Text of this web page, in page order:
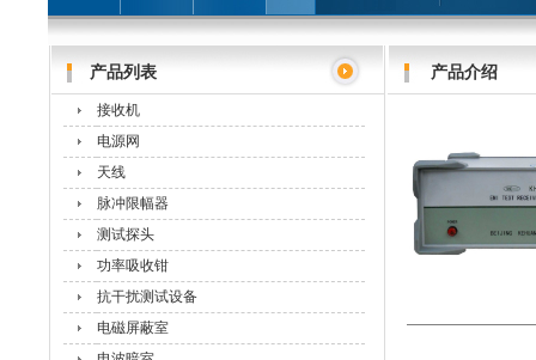
产品列表
接收机
电源网
天线
脉冲限幅器
测试探头
功率吸收钳
抗干扰测试设备
电磁屏蔽室
产品介绍